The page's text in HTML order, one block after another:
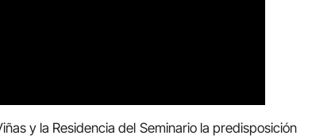
y la Residencia del Seminario la predisposición